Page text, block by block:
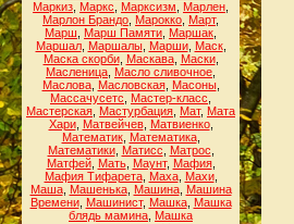
Маркиз Маркс Марксизм Марлен
Марлон Брандо Марокко Март,
Марш
Марш Памяти Маршак
Маршал, Маршалы, Марши, Маск,
Маска скорби, Маскава, Маски,
Масленица Масло сливочное
Маслова, Масловская, Масоны,
Массачусетс
Мастер-класс
Мастерская Мастурбация Мат, Мата
Хари, Матвейчев, Матвиенко,
Математик, Математика,
Математики, Матисс Матрос
Матфей, Мать, Маунт, Мафия,
Мафия Тифарета, Маха, Махи,
Маша, Машенька, Машина, Машина
Времени, Машинист, Машка, Машка
блядь мамина Машка